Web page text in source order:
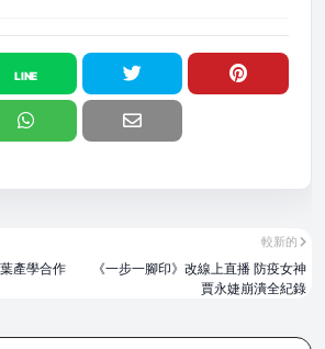
較新的
《一步一腳印》改線上直播 防疫女神
賈永婕崩潰全紀錄
產學合作